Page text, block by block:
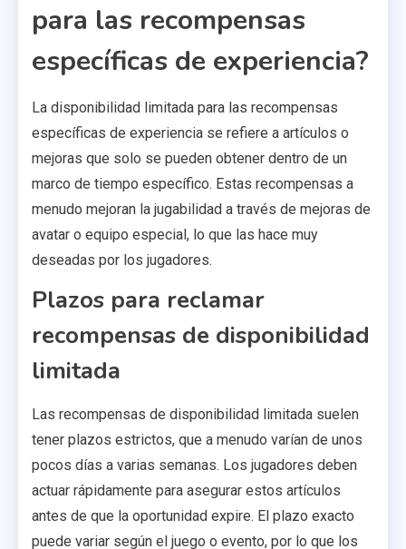
para las recompensas
específicas de experiencia?
La disponibilidad limitada para las recompensas
específicas de experiencia se refiere a artículos o
mejoras que solo se pueden obtener dentro de un
marco de tiempo específico. Estas recompensas a
menudo mejoran la jugabilidad a través de mejoras de
avatar o equipo especial, lo que las hace muy
deseadas por los jugadores.
Plazos para reclamar
recompensas de disponibilidad
limitada
Las recompensas de disponibilidad limitada suelen
tener plazos estrictos, que a menudo varían de unos
pocos días a varias semanas. Los jugadores deben
actuar rápidamente para asegurar estos artículos
antes de que la oportunidad expire. El plazo exacto
puede variar según el juego o evento, por lo que los